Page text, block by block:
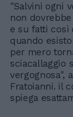
"Salvini ogni
non
e su fatti così
quando
per mero
sciacallaggio
vergognosa",
Fratoianni. il
spiega